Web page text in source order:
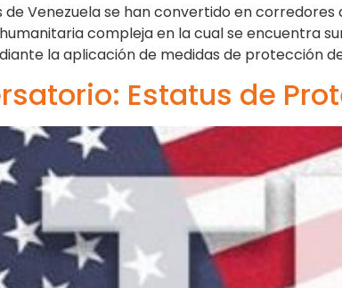
de Venezuela se han convertido en
compleja en la cual se encuentra
la aplicación de medidas de protección
Estatus de